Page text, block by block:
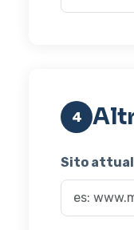
4
Sito